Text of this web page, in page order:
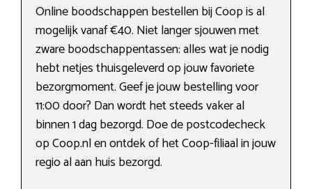
Online boodschappen bestellen bij Coop is al
mogelijk vanaf €40. Niet langer sjouwen met
zware boodschappentassen: alles wat je nodig
hebt netjes thuisgeleverd op jouw favoriete
bezorgmoment. Geef je jouw bestelling voor
11:00 door? Dan wordt het steeds vaker al
binnen 1 dag bezorgd. Doe de postcodecheck
op Coop.nl en ontdek of het Coop-filiaal in jouw
regio al aan huis bezorgd.